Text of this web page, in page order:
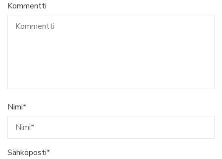
Kommentti
Nimi*
Sähköposti*